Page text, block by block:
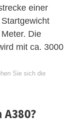
einer
Die
mit ca. 3000
Sie sich die